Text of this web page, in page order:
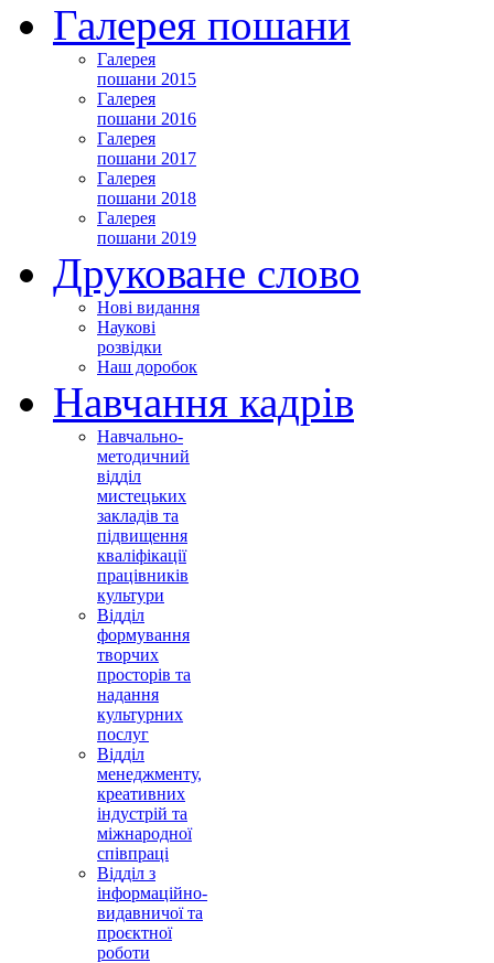
Галерея пошани
Галерея
пошани 2015
Галерея
пошани 2016
Галерея
пошани 2017
Галерея
пошани 2018
Галерея
пошани 2019
Друковане слово
Нові видання
Наукові
розвідки
Наш доробок
Навчання кадрів
Навчально-
методичний
відділ
мистецьких
закладів та
підвищення
кваліфікації
працівників
культури
Відділ
формування
творчих
просторів та
надання
культурних
послуг
Відділ
менеджменту,
креативних
індустрій та
міжнародної
співпраці
Відділ з
інформаційно-
видавничої та
проєктної
роботи